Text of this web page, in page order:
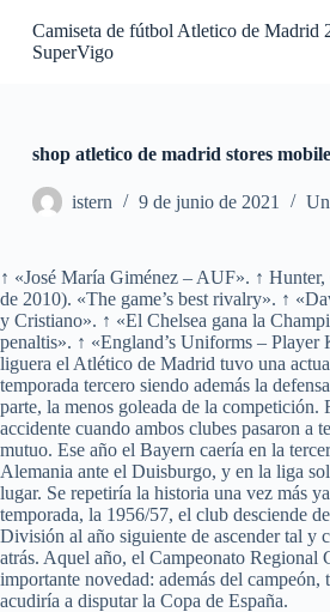
S
e
n
i
d
o
Camiseta de fútbol Atletico de Madrid
SuperVigo
shop atletico de madrid stores mobile
istern 9 de junio de 2021
↑ «José María Giménez – AUF». ↑
de 2010). «The game’s best rivalry». ↑
y Cristiano». ↑ «El Chelsea gana la
penaltis». ↑ «England’s Uniforms –
liguera el Atlético de Madrid tuvo una
temporada tercero siendo además la
parte, la menos goleada de la competición.
accidente cuando ambos clubes pasaron a
mutuo. Ese año el Bayern caería en la
Alemania ante el Duisburgo, y en la liga
lugar. Se repetiría la historia una vez más
temporada, la 1956/57, el club desciende
División al año siguiente de ascender tal y
atrás. Aquel año, el Campeonato Regional
importante novedad: además del campeón,
acudiría a disputar la Copa de España.